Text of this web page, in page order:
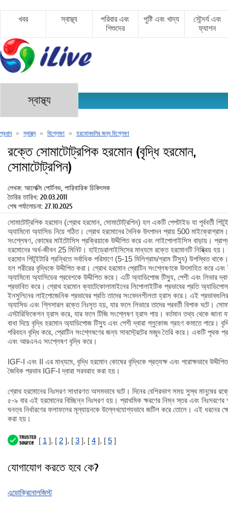
খবর স্বাস্থ্য
পরিবার এবং
শিশুদের
পুষ্টি এবং খাদ্য
সৌন্দর্য এবং
ফ্যাশন
স্বাস্থ্য
প্রধান » স্বাস্থ্য » বিশ্লেষণ » হরমোনগুলির জন্য বিশ্লেষণ
রক্তে সোমাটোট্রপিক হরমোন (বৃদ্ধি হরমোন,
সোমাটোট্রপিন)
লেখক: আলেক্সি পোর্টনভ, পারিবারিক চিকিৎসক
তৈরির তারিখ: 20.03.2011
শেষ পর্যালোচনা: 27.10.2025
সোমাটোট্রপিক হরমোন (গ্রোথ হরমোন, সোমাটোট্রপিন) হল একটি পেপটাইড যা পূর্ববর্তী
অ্যামিনো অ্যাসিড নিয়ে গঠিত। গ্রোথ হরমোনের দৈনিক উৎপাদন প্রায় 500
সংশ্লেষণ, কোষের মাইটোসিস প্রক্রিয়াকে উদ্দীপিত করে এবং লাইপোলাইসিস বাড়ায়।
হরমোনের অর্ধ-জীবন 25 মিনিট। হাইড্রোলাইসিসের মাধ্যমে রক্তে হরমোনটি নিষ্ক্রিয়
হরমোন পিটুইটারি গ্রন্থিতে সর্বাধিক পরিমাণে (5-15 মিলিগ্রাম/গ্রাম টিস্যু) উপস্থিত
হল শরীরের বৃদ্ধিকে উদ্দীপিত করা। গ্রোথ হরমোন প্রোটিন সংশ্লেষণকে উৎসাহিত করে এবং
অ্যামিনো অ্যাসিডের প্রবেশকে উদ্দীপিত করে। এটি অ্যাডিপোজ টিস্যু, পেশী এবং লিভার
প্রভাবিত করে। গ্রোথ হরমোন ক্যাটেকোলামাইনের লিপোলাইটিক প্রভাবের প্রতি
ইনসুলিনের লাইপোজেনিক প্রভাবের প্রতি তাদের সংবেদনশীলতা হ্রাস করে। এই
অ্যাসিড এবং গ্লিসারল রক্তে নিঃসৃত হয়, যার ফলে লিভারে তাদের পরবর্তী বিপাক ঘটে।
এস্টারিফিকেশন হ্রাস করে, যার ফলে টিজি সংশ্লেষণ হ্রাস পায়। বর্তমান তথ্য থেকে জানা
বাধা দিয়ে বৃদ্ধি হরমোন অ্যাডিপোজ টিস্যু এবং পেশী দ্বারা গ্লুকোজ গ্রহণ কমাতে পারে।
পরিবহন বৃদ্ধি করে, প্রোটিন সংশ্লেষণের জন্য সাবস্ট্রেটের মজুদ তৈরি করে। একটি পৃথক
এবং আরএনএ সংশ্লেষণ বৃদ্ধি করে।
IGF-I এবং II এর মাধ্যমে, বৃদ্ধি হরমোন কোষের বৃদ্ধিকে প্রত্যক্ষ এবং পরোক্ষভাবে
জৈবিক প্রভাব IGF-I দ্বারা সরবরাহ করা হয়।
গ্রোথ হরমোনের নিঃসরণ সাধারণত অসমভাবে ঘটে। দিনের বেশিরভাগ সময় সুস্থ মানুষের
৫-৯ বার এই হরমোনের বিচ্ছিন্ন নিঃসরণ হয়। প্রাথমিক ক্ষরণের নিম্ন স্তর এবং
ঘনত্ব নির্ধারণের ফলাফলের মূল্যায়নকে উল্লেখযোগ্যভাবে জটিল করে তোলে। এই ধরনের
করা হয়।
[ 1 ], [ 2 ], [ 3 ], [ 4 ], [ 5 ]
যোগাযোগ করতে হবে কে?
এন্ডোক্রিনোলজিস্ট